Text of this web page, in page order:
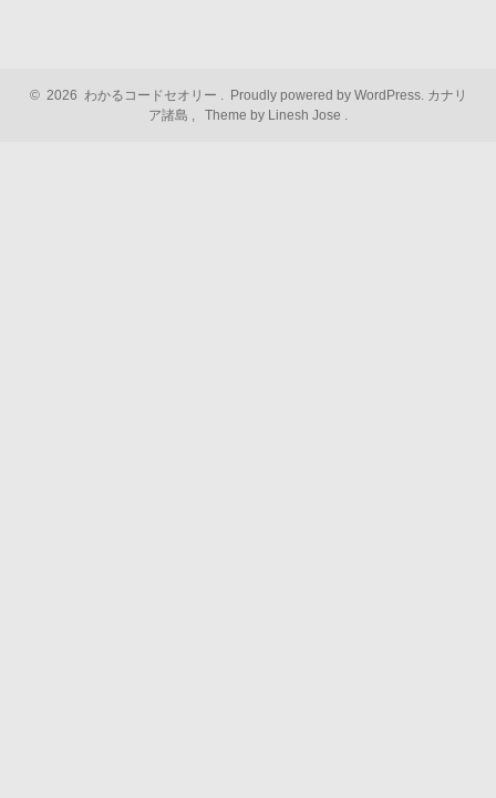
© 2026 わかるコードセオリー . Proudly powered by WordPress. カナリ
ア諸島 , Theme by Linesh Jose .